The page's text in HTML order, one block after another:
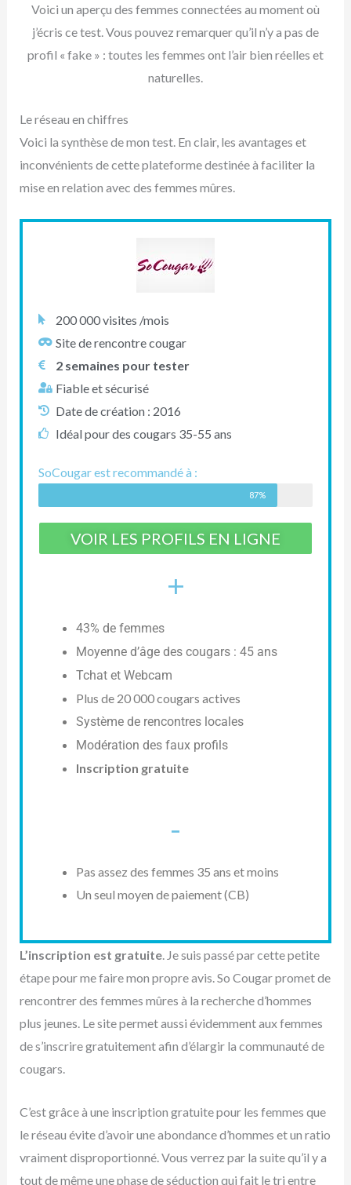
Voici un aperçu des femmes connectées au moment où
j’écris ce test. Vous pouvez remarquer qu’il n’y a pas de
profil « fake » : toutes les femmes ont l’air bien réelles et
naturelles.
Le réseau en chiffres
Voici la synthèse de mon test. En clair, les avantages et
inconvénients de cette plateforme destinée à faciliter la
mise en relation avec des femmes mûres.
200 000 visites /mois
Site de rencontre cougar
2 semaines pour tester
Fiable et sécurisé
Date de création : 2016
Idéal pour des cougars 35-55 ans
SoCougar est recommandé à :
87%
VOIR LES PROFILS EN LIGNE
+
43% de femmes
Moyenne d’âge des cougars : 45 ans
Tchat et Webcam
Plus de 20 000 cougars actives
Système de rencontres locales
Modération des faux profils
Inscription gratuite
-
Pas assez des femmes 35 ans et moins
Un seul moyen de paiement (CB)
L’inscription est gratuite. Je suis passé par cette petite
étape pour me faire mon propre avis. So Cougar promet de
rencontrer des femmes mûres à la recherche d’hommes
plus jeunes. Le site permet aussi évidemment aux femmes
de s’inscrire gratuitement afin d’élargir la communauté de
cougars.
C’est grâce à une inscription gratuite pour les femmes que
le réseau évite d’avoir une abondance d’hommes et un ratio
vraiment disproportionné. Vous verrez par la suite qu’il y a
tout de même une phase de séduction qui fait le tri entre